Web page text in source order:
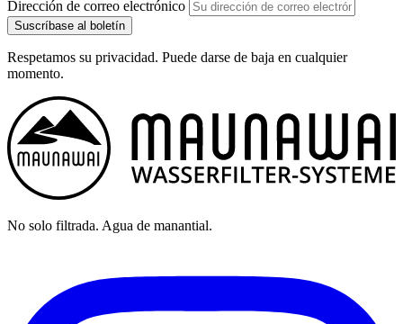
Dirección de correo electrónico
Suscríbase al boletín
Respetamos su privacidad. Puede darse de baja en cualquier
momento.
No solo filtrada. Agua de manantial.